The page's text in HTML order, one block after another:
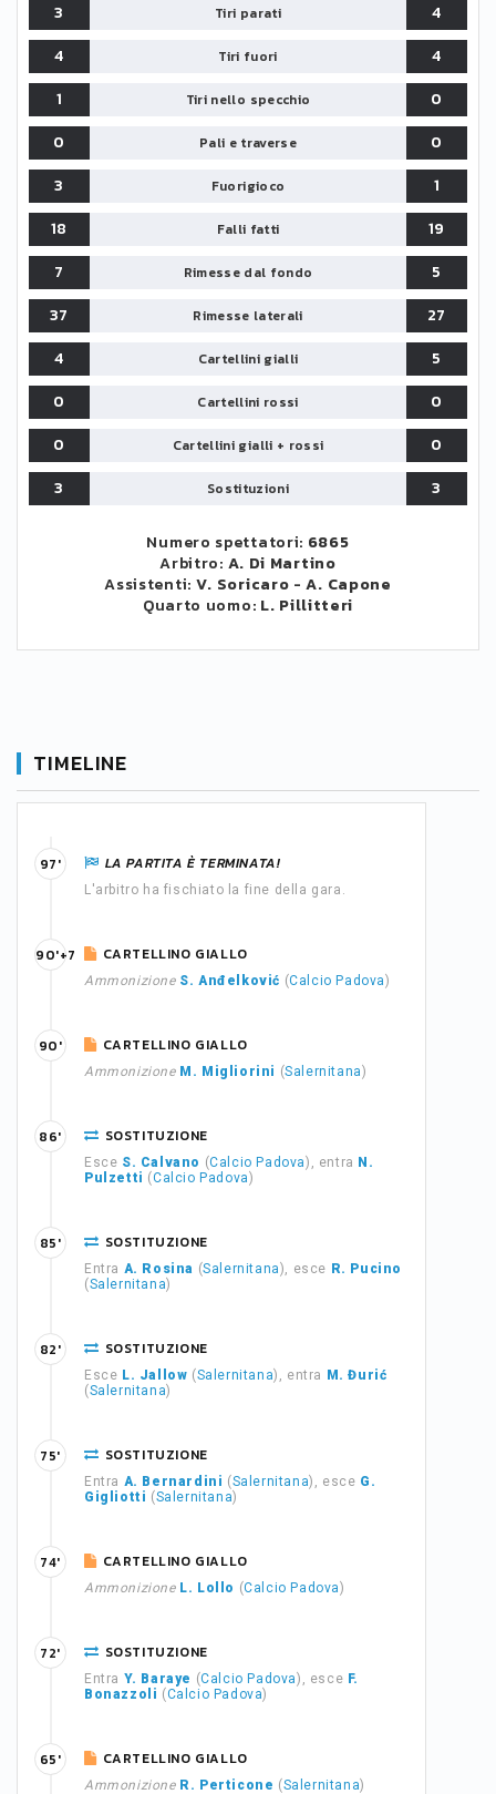
3 Tiri parati
4
4
Tiri fuori
4
1
Tiri nello specchio
0
0
Pali e traverse
0
3
Fuorigioco
1
18
Falli fatti
19
7
Rimesse dal fondo
5
37
Rimesse laterali
27
4
Cartellini gialli
5
0
Cartellini rossi
0
0
Cartellini gialli + rossi
0
3
Sostituzioni 3
Numero spettatori: 6865
Arbitro: A. Di Martino
Assistenti: V. Soricaro -A. Capone
Quarto uomo: L. Pillitteri
TIMELINE
LA PARTITA È TERMINATA!
L'arbitro ha fischiato la fine della gara.
97'
CARTELLINO GIALLO
Ammonizione S. Anđelković (Calcio Padova)
90'+7
CARTELLINO GIALLO
Ammonizione M. Migliorini (Salernitana)
90'
SOSTITUZIONE
Esce S. Calvano (Calcio Padova), entra N.
Pulzetti (Calcio Padova)
86'
SOSTITUZIONE
Entra A. Rosina (Salernitana), esce R. Pucino
(Salernitana)
85'
SOSTITUZIONE
Esce L. Jallow (Salernitana), entra
M. Đurić
(Salernitana)
82'
SOSTITUZIONE
Entra A. Bernardini (Salernitana), esce G.
Gigliotti (Salernitana)
75'
CARTELLINO GIALLO
Ammonizione L. Lollo (Calcio Padova)
74'
SOSTITUZIONE
Entra Y. Baraye (Calcio Padova), esce F.
Bonazzoli (Calcio Padova)
72'
CARTELLINO GIALLO
Ammonizione R. Perticone (Salernitana)
65'